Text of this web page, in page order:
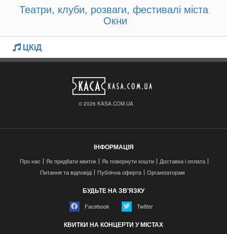
Театри, клуби, розваги, фестивалі міста
Окни
ЦКіД
© 2026 KASA.COM.UA
ІНФОРМАЦІЯ
Про нас Як придбати квиток Як повернути кошти
Доставка і оплата
Питання та відповіді
Публічна оферта Організаторам
БУДЬТЕ НА ЗВ'ЯЗКУ
Facebook Twitter
КВИТКИ НА КОНЦЕРТИ У МІСТАХ